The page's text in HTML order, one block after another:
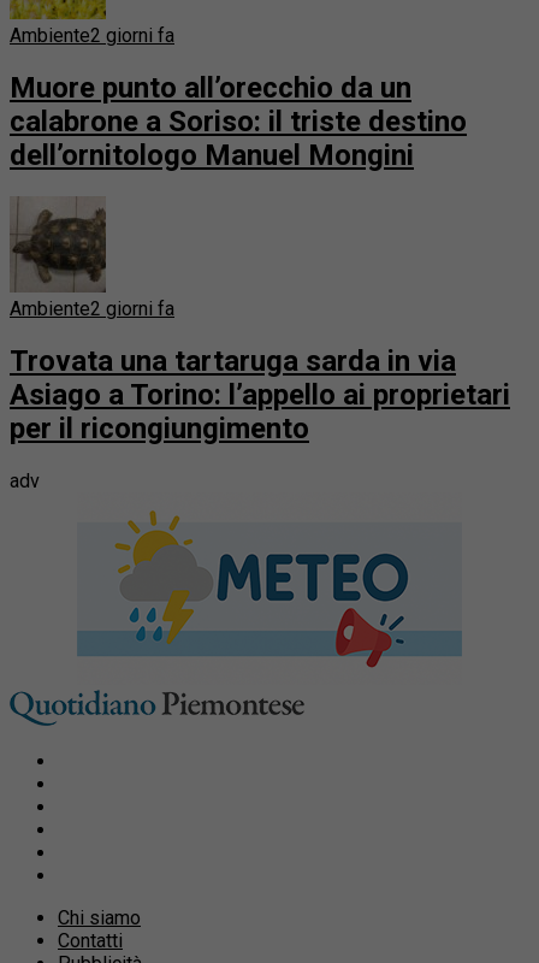
Ambiente2 giorni fa
Muore punto all’orecchio da un
calabrone a Soriso: il triste destino
dell’ornitologo Manuel Mongini
Ambiente2 giorni fa
Trovata una tartaruga sarda in via
Asiago a Torino: l’appello ai proprietari
per il ricongiungimento
adv
Chi siamo
Contatti